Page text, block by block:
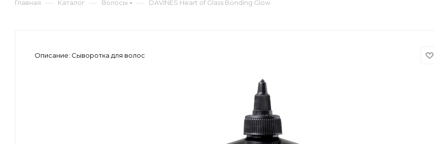
Главная — Каталог — Волосы — DAVINES Heart of Glass Bonding Glow
Описание: Сыворотка для волос